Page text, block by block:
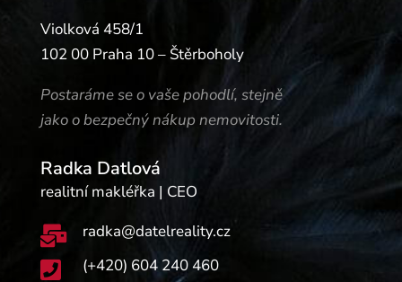
Violková 458/1
102 00 Praha 10 – Štěrboholy
Postaráme se o vaše pohodlí, stejně
jako o bezpečný nákup nemovitosti.
Radka Datlová
realitní makléřka | CEO
 radka@datelreality.cz
 (+420) 604 240 460